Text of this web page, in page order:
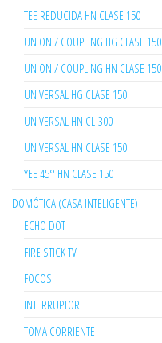
TEE REDUCIDA HN CLASE 150
UNION / COUPLING HG CLASE 150
UNION / COUPLING HN CLASE 150
UNIVERSAL HG CLASE 150
UNIVERSAL HN CL-300
UNIVERSAL HN CLASE 150
YEE 45° HN CLASE 150
DOMÓTICA (CASA INTELIGENTE)
ECHO DOT
FIRE STICK TV
FOCOS
INTERRUPTOR
TOMA CORRIENTE